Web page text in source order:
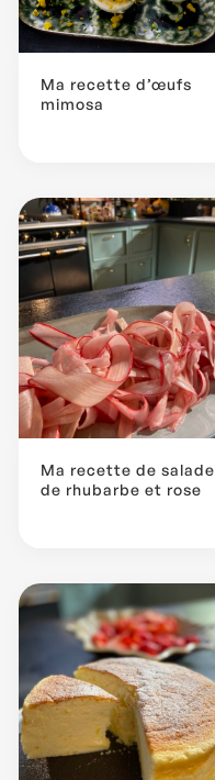
Ma recette d’œufs
mimosa
Ma recette de salade
de rhubarbe et rose